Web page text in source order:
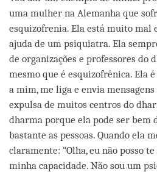
uma mulher na Alemanha que
esquizofrenia. Ela está muito mal
ajuda de um psiquiatra. Ela
de organizações e professores do
mesmo que é esquizofrênica. Ela
a mim, me liga e envia
expulsa de muitos centros do
dharma porque ela pode ser
bastante as pessoas. Quando ela
claramente: “Olha, eu não posso
minha capacidade. Não sou um